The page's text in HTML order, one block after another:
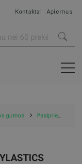
Kontaktai Apie mus
gumos Pasipriešinimo guma Bodylastics Original JUMP-STRETCH®